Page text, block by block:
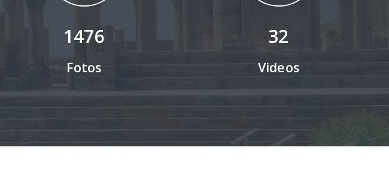
1476
Fotos
32
Videos